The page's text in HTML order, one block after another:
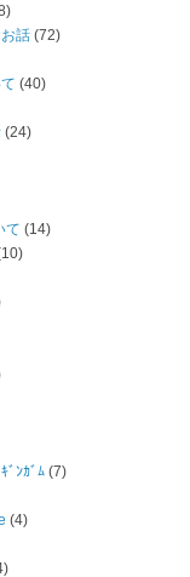
話 (72)
(40)
(24)
て (14)
ﾞﾝｶﾞﾑ (7)
(4)